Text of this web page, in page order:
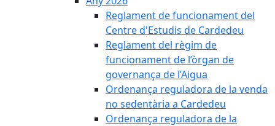
Reglament de funcionament del
Centre d'Estudis de Cardedeu
Reglament del règim de
funcionament de l’òrgan de
governança de l’Aigua
Ordenança reguladora de la venda
no sedentària a Cardedeu
Ordenança reguladora de la